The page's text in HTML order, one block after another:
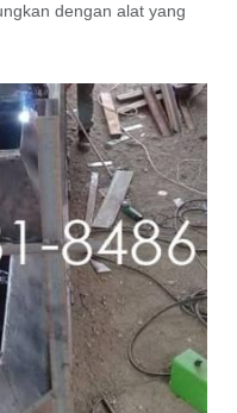
dengan alat yang